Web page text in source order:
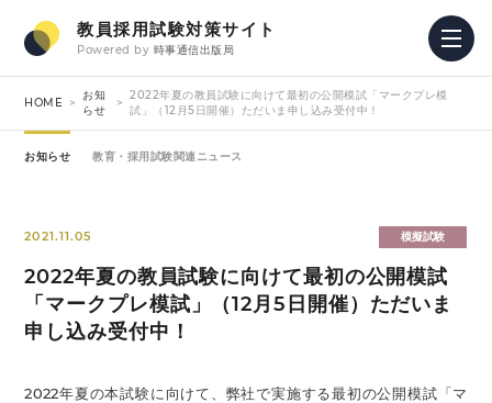
教員採用試験対策サイト
Powered by 時事通信出版局
HOME
お知
らせ
2022年夏の教員試験に向けて最初の公開模試「マークプレ模
試」（12月5日開催）ただいま申し込み受付中！
お知らせ 教育・採用試験関連ニュース
2021.11.05 模擬試験
2022年夏の教員試験に向けて最初の公開模試
「マークプレ模試」（12月5日開催）ただいま
申し込み受付中！
2022年夏の本試験に向けて、弊社で実施する最初の公開模試「マ